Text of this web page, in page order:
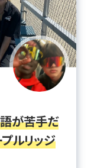
が苦手だ
ルリッジ